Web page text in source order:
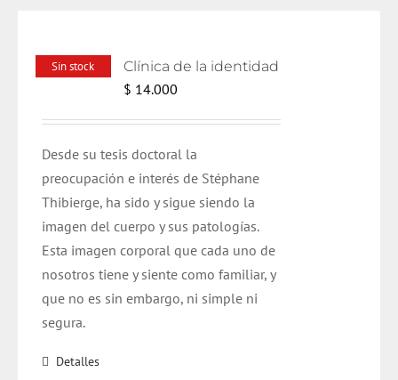
Sin stock Clínica de la identidad
$ 14.000
Desde su tesis doctoral la
preocupación e interés de Stéphane
Thibierge, ha sido y sigue siendo la
imagen del cuerpo y sus patologías.
Esta imagen corporal que cada uno de
nosotros tiene y siente como familiar, y
que no es sin embargo, ni simple ni
segura.
Detalles